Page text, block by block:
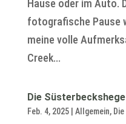
Hause oder im Auto.
fotografische Pause
meine volle
Creek...
Die Süsterbeckshege
Feb. 4, 2025| Allgemein,